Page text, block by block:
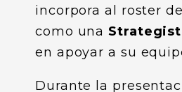
incorpora al roster
como una Strategist
en apoyar a su
Durante la